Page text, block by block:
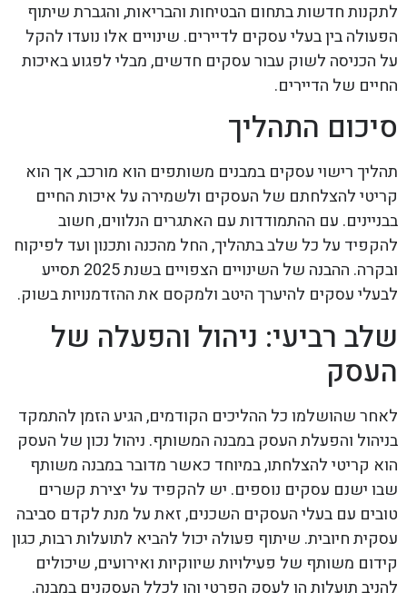
לתקנות חדשות בתחום הבטיחות והבריאות, והגברת שיתוף
הפעולה בין בעלי עסקים לדיירים. שינויים אלו נועדו להקל
על הכניסה לשוק עבור עסקים חדשים, מבלי לפגוע באיכות
החיים של הדיירים.
סיכום התהליך
תהליך רישוי עסקים במבנים משותפים הוא מורכב, אך הוא
קריטי להצלחתם של העסקים ולשמירה על איכות החיים
בבניינים. עם ההתמודדות עם האתגרים הנלווים, חשוב
להקפיד על כל שלב בתהליך, החל מהכנה ותכנון ועד לפיקוח
ובקרה. ההבנה של השינויים הצפויים בשנת 2025 תסייע
לבעלי עסקים להיערך היטב ולמקסם את ההזדמנויות בשוק.
שלב רביעי: ניהול והפעלה של
העסק
לאחר שהושלמו כל ההליכים הקודמים, הגיע הזמן להתמקד
בניהול והפעלת העסק במבנה המשותף. ניהול נכון של העסק
הוא קריטי להצלחתו, במיוחד כאשר מדובר במבנה משותף
שבו ישנם עסקים נוספים. יש להקפיד על יצירת קשרים
טובים עם בעלי העסקים השכנים, זאת על מנת לקדם סביבה
עסקית חיובית. שיתוף פעולה יכול להביא לתועלות רבות, כגון
קידום משותף של פעילויות שיווקיות ואירועים, שיכולים
להניב תועלות הן לעסק הפרטי והן לכלל העסקנים במבנה.